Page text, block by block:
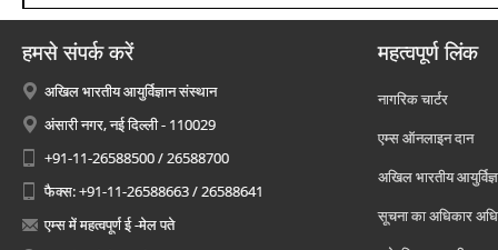
हमसे संपर्क करें
अखिल भारतीय आयुर्विज्ञान संस्थान
अंसारी नगर, नई दिल्ली - 110029
+91-11-26588500 / 26588700
फैक्स: +91-11-26588663 / 26588641
एम्स में महत्वपूर्ण ई -मेल पते
महत्वपूर्ण लिंक
नागरिक चार्टर
एम्स ऑनलाइन दान
अखिल भारतीय
सूचना का अधिकार